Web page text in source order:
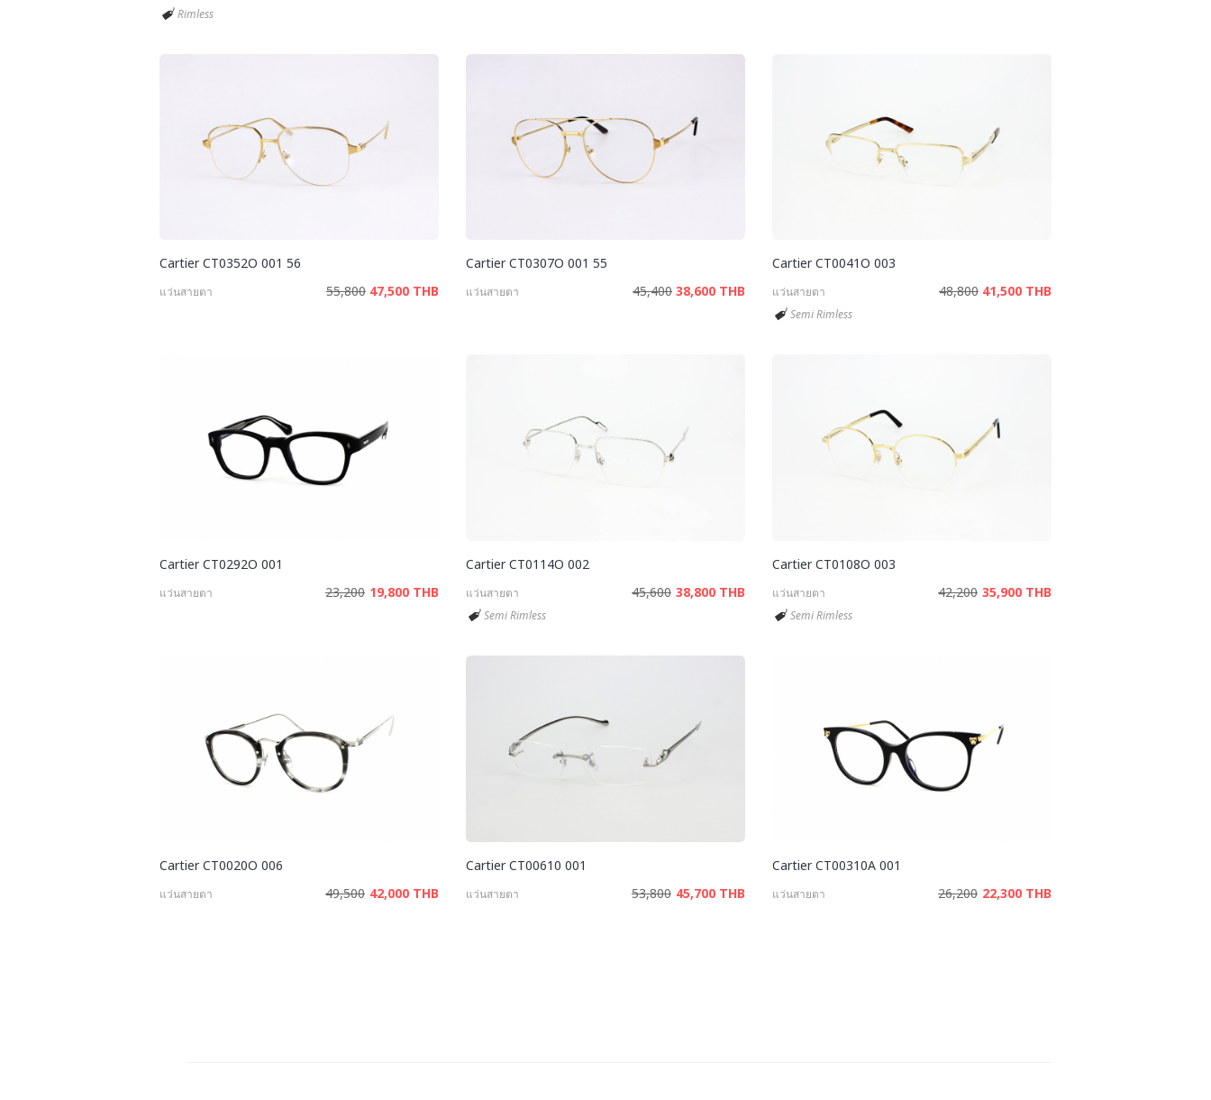
Rimless
Cartier CT0352O 001 56
แว่นสายตา 55,800 47,500 THB
Cartier CT0307O 001 55
แว่นสายตา 45,400 38,600 THB
Cartier CT0041O 003
แว่นสายตา 48,800 41,500 THB
Semi Rimless
Cartier CT0292O 001
แว่นสายตา 23,200 19,800 THB
Cartier CT0114O 002
แว่นสายตา 45,600 38,800 THB
Semi Rimless
Cartier CT0108O 003
แว่นสายตา 42,200 35,900 THB
Semi Rimless
Cartier CT0020O 006
แว่นสายตา 49,500 42,000 THB
Cartier CT00610 001
แว่นสายตา 53,800 45,700 THB
Cartier CT00310A 001
แว่นสายตา 26,200 22,300 THB